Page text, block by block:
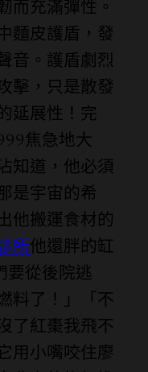
而充滿彈性。
麵皮護盾，發
音。護盾劇烈
擊，只是散發
延展性！完
焦急地大
知道，他必須
是宇宙的希
他搬運食材的
所他還胖的缸
要從後院逃
料了！」「不
了紅棗我飛不
用小嘴咬住廖